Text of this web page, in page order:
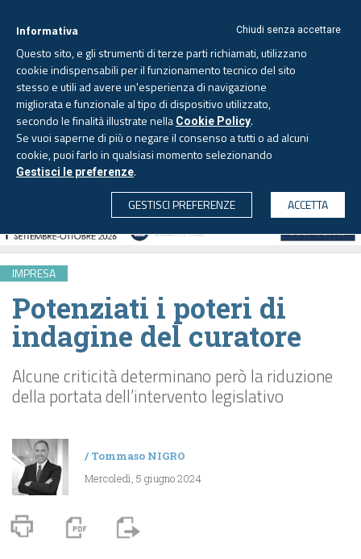
CERCA
Domenica, 9 agosto 2026
IMPRESA
Potenziati i poteri di
indagine del curatore
Alcune criticità determinano però la riduzione
della portata dell’intervento legislativo
/Tommaso NIGRO
Mercoledì, 5 giugno 2024
Chiudi senza accettare
Informativa
Questo sito, e gli strumenti di terze parti richiamati, utilizzano
cookie indispensabili per il funzionamento tecnico del sito
stesso e utili ad avere un'esperienza di navigazione
migliorata e funzionale al tipo di dispositivo utilizzato,
secondo le finalità illustrate nella Cookie Policy.
Se vuoi saperne di più o negare il consenso a tutti o ad alcuni
cookie, puoi farlo in qualsiasi momento selezionando
Gestisci le preferenze.
GESTISCI PREFERENZE
ACCETTA